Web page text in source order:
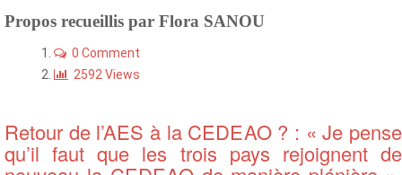
Propos recueillis par Flora SANOU
0 Comment
2592 Views
Retour de l’AES à la CEDEAO ? : « Je pense
qu’il faut que les trois pays rejoignent de